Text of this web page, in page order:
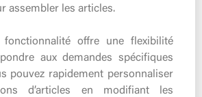
assembler les articles.
offre une flexibilité
aux demandes spécifiques
pouvez rapidement personnaliser
d’articles en modifiant les